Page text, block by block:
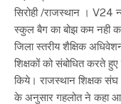
सिरोही /राजस्थान । V24
स्कुल बैग का बोझ कम नही
जिला स्तरीय शैक्षिक
शिक्षकों को संबोधित करते
किये। राजस्थान शिक्षक संघ
के अनुसार गहलोत ने कहा